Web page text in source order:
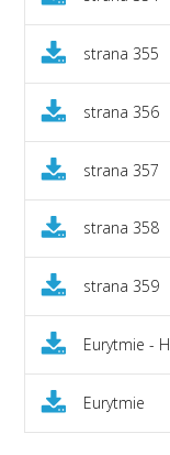
strana 355
strana 356
strana 357
strana 358
strana 359
Eurytmie -
Eurytmie